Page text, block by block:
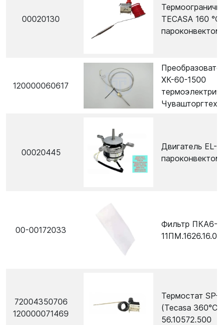
00020130
TECASA 160
120000060617
ХК-60-1500
00020445
Двигатель EL-
00-00172033
Фильтр ПКА6-
72004350706
120000071469
Термостат SP-
(Tecasa 360°C)
56.10572.500